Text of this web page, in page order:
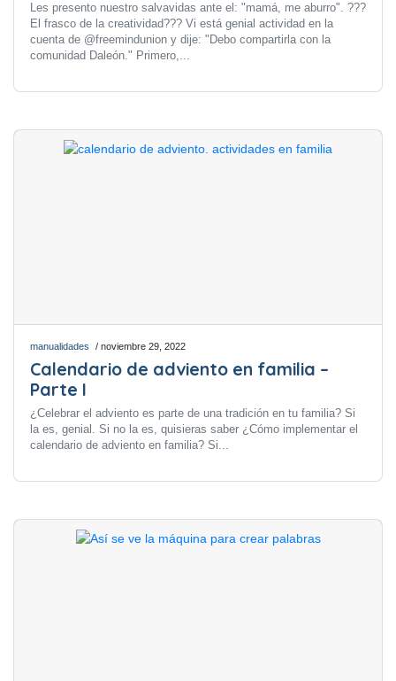
Les presento nuestro salvavidas ante el: "mamá, me aburro". ???
El frasco de la creatividad??? Vi está genial actividad en la
cuenta de @freemindunion y dije: "Debo compartirla con la
comunidad Daleón." Primero,...
manualidades / noviembre 29, 2022
Calendario de adviento en familia –
Parte I
¿Celebrar el adviento es parte de una tradición en tu familia? Si
la es, genial. Si no la es, quisieras saber ¿Cómo implementar el
calendario de adviento en familia? Si...